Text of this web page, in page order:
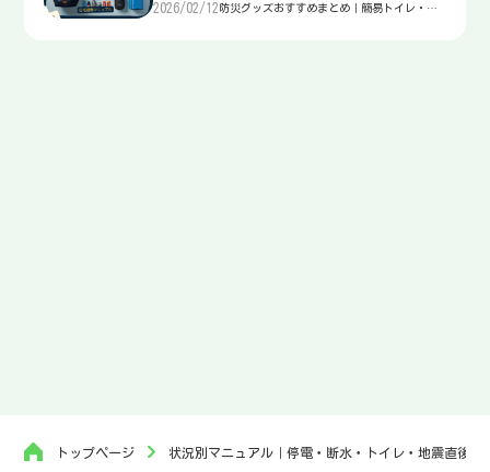
2026/02/12 防災グッズおすすめまとめ｜簡易トイレ・
トップページ 状況別マニュアル｜停電・断水・トイレ・地震直後・